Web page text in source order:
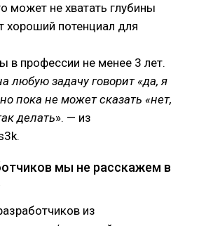
может не хватать глубины
хороший потенциал для
в профессии не менее 3 лет.
любую задачу говорит «да, я
пока не может сказать «нет,
делать». — из
мы не расскажем в
из